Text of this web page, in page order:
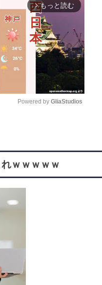
arrow_forward_ios もっと読む
Powered by GliaStudios
ｗｗｗｗｗ